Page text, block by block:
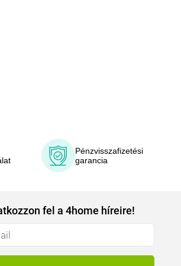
Pénzvisszafizetési
garancia
fel a 4home híreire!